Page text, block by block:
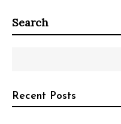
Search
Recent Posts